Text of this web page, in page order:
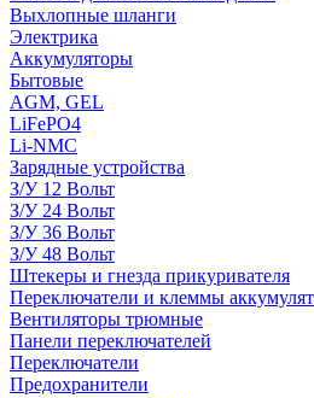
Выхлопные шланги
Электрика
Аккумуляторы
Бытовые
AGM, GEL
LiFePO4
Li-NMC
Зарядные устройства
З/У 12 Вольт
З/У 24 Вольт
З/У 36 Вольт
З/У 48 Вольт
Штекеры и гнезда прикуривателя
Переключатели и клеммы
Вентиляторы трюмные
Панели переключателей
Переключатели
Предохранители